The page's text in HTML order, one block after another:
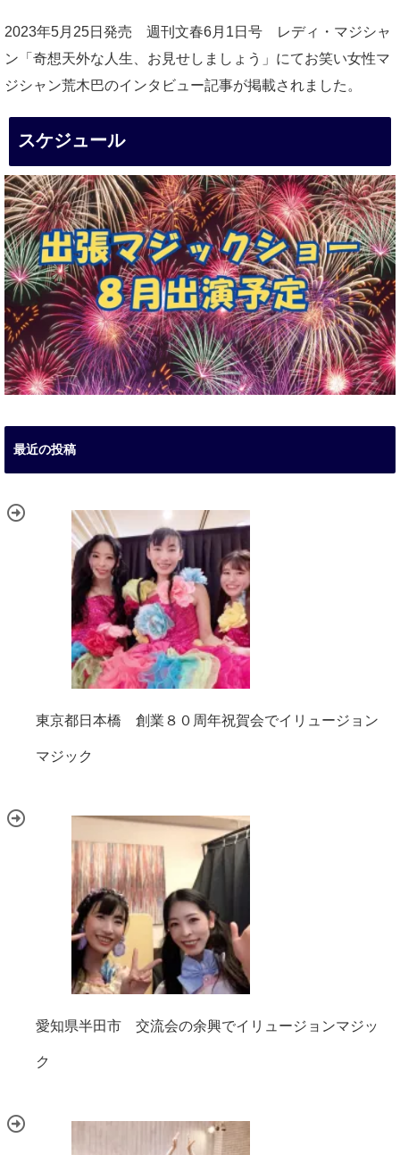
2023年5月25日発売 週刊文春6月1日号 レディ・マジシャ
ン「奇想天外な人生、お見せしましょう」にてお笑い女性マ
ジシャン荒木巴のインタビュー記事が掲載されました。
スケジュール
最近の投稿
東京都日本橋 創業８０周年祝賀会でイリュージョン
マジック
愛知県半田市 交流会の余興でイリュージョンマジッ
ク